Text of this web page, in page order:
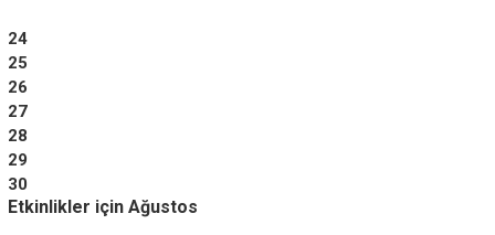
24
25
26
27
28
29
30
Etkinlikler için Ağustos